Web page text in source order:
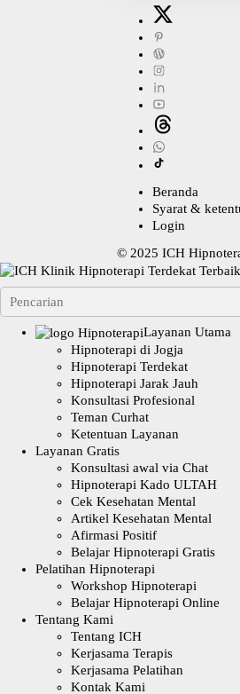
Beranda
Syarat &
Login
© 2025 ICH
Layanan Utama
Hipnoterapi di Jogja
Hipnoterapi Terdekat
Hipnoterapi Jarak Jauh
Konsultasi Profesional
Teman Curhat
Ketentuan Layanan
Layanan Gratis
Konsultasi awal via Chat
Hipnoterapi Kado ULTAH
Cek Kesehatan Mental
Artikel Kesehatan Mental
Afirmasi Positif
Belajar Hipnoterapi Gratis
Pelatihan Hipnoterapi
Workshop Hipnoterapi
Belajar Hipnoterapi Online
Tentang Kami
Tentang ICH
Kerjasama Terapis
Kerjasama Pelatihan
Kontak Kami